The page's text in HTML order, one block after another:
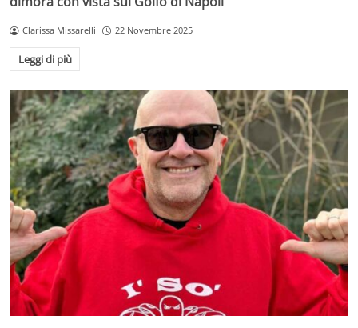
Clarissa Missarelli 22 Novembre 2025
Leggi di più